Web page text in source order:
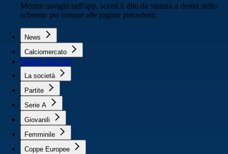
Mentre navighi nell'app, scorri il dito da sinistra a destra dello
schermo per tornare alle pagine precedenti
News
Calciomercato
Napoli 2025/26
La società
Partite
Serie A
Giovanili
Femminile
Coppe Europee